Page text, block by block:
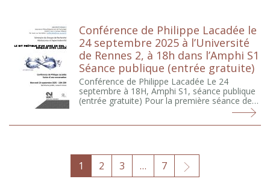
Conférence de Philippe Lacadée le
24 septembre 2025 à l’Université
de Rennes 2, à 18h dans l’Amphi S1
Séance publique (entrée gratuite)
Conférence de Philippe Lacadée Le 24
septembre à 18H, Amphi S1, séance publique
(entrée gratuite) Pour la première séance de…
1 2 3 … 7